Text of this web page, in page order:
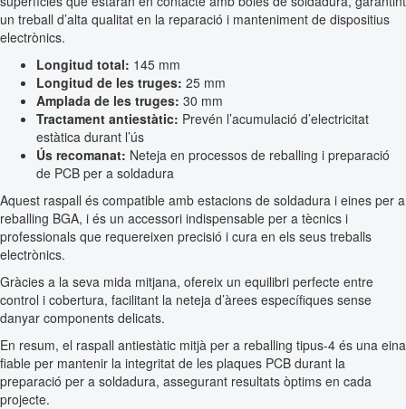
un treball d’alta qualitat en la reparació i manteniment de dispositius
electrònics.
Longitud total: 145 mm
Longitud de les truges: 25 mm
Amplada de les truges: 30 mm
Tractament antiestàtic: Prevén l’acumulació d’electricitat
estàtica durant l’ús
Ús recomanat: Neteja en processos de reballing i preparació
de PCB per a soldadura
Aquest raspall és compatible amb estacions de soldadura i eines per a
reballing BGA, i és un accessori indispensable per a tècnics i
professionals que requereixen precisió i cura en els seus treballs
electrònics.
Gràcies a la seva mida mitjana, ofereix un equilibri perfecte entre
control i cobertura, facilitant la neteja d’àrees específiques sense
danyar components delicats.
En resum, el raspall antiestàtic mitjà per a reballing tipus-4 és una eina
fiable per mantenir la integritat de les plaques PCB durant la
preparació per a soldadura, assegurant resultats òptims en cada
projecte.